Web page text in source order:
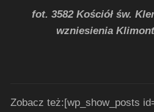
fot. 3582 Kościół św.
wzniesienia
Zobacz też:[wp_show_posts